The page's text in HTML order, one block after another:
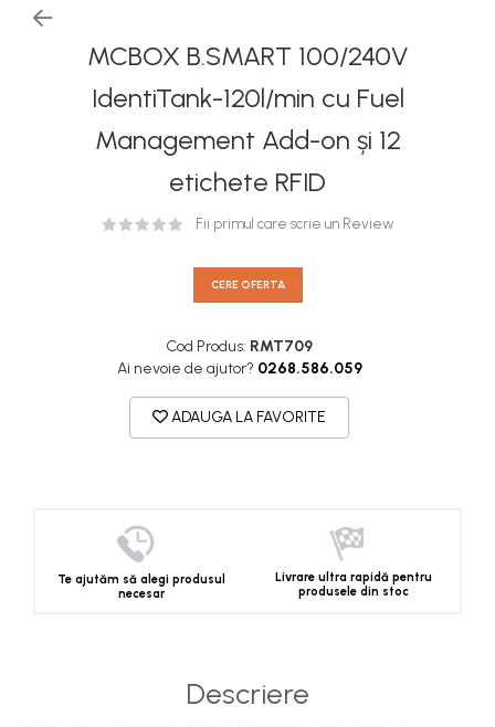
MCBOX B.SMART 100/240V
IdentiTank-120l/min cu Fuel
Management Add-on și 12
etichete RFID
Fii primul care scrie un Review
CERE OFERTA
Cod Produs: RMT709
Ai nevoie de ajutor? 0268.586.059
ADAUGA LA FAVORITE
Te ajutăm să alegi produsul
necesar
Livrare ultra rapidă pentru
produsele din stoc
Descriere